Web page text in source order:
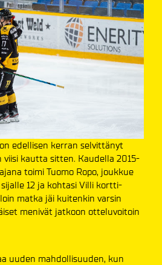
edellisen kerran selvittänyt
viisi kautta sitten. Kaudella 2015-
toimi Tuomo Ropo, joukkue
12 ja kohtasi Villi kortti-
matka jäi kuitenkin varsin
menivät jatkoon otteluvoitoin
uuden mahdollisuuden, kun